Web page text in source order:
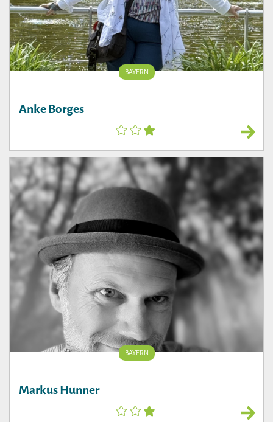
BAYERN
Anke Borges
BAYERN
Markus Hunner